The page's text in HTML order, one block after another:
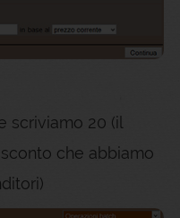
20 (il
che abbiamo